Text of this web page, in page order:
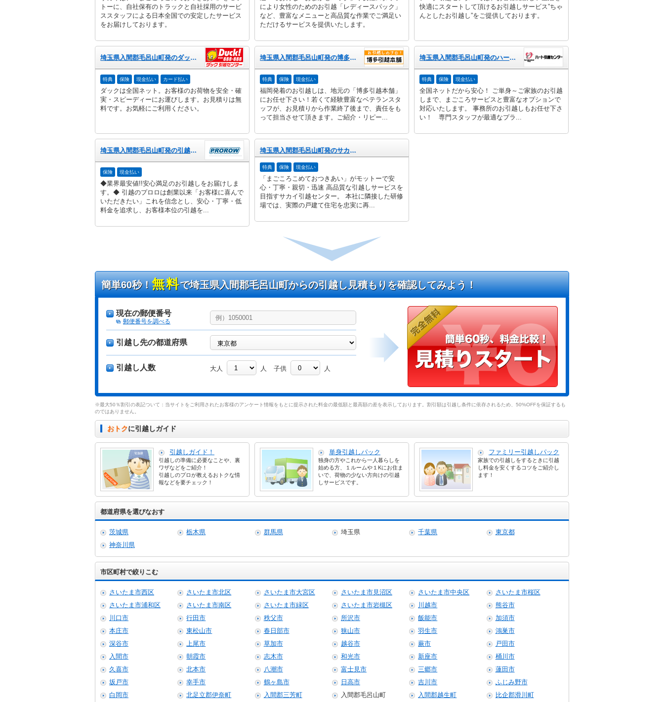
トーに、自社保有のトラックと自社採用のサービ
ススタッフによる日本全国での安定したサービス
をお届けしております。
により女性のためのお引越「レディースパック」
など、豊富なメニューと高品質な作業でご満足い
ただけるサービスを提供いたします。
快適にスタートして頂けるお引越しサービス”ちゃ
んとしたお引越し”をご提供しております。
埼玉県入間郡毛呂山町発のダック引越センター
特典 保険 現金払い カード払い
ダックは全国ネット。お客様のお荷物を安全・確
実・スピーディーにお運びします。お見積りは無
料です。お気軽にご利用ください。
埼玉県入間郡毛呂山町発の博多引越本舗
特典 保険 現金払い
福岡発着のお引越しは、地元の「博多引越本舗」
にお任せ下さい！若くて経験豊富なベテランスタ
ッフが、お見積りから作業終了後まで、責任をも
って担当させて頂きます。ご紹介・リピー...
埼玉県入間郡毛呂山町発のハート引越センター
特典 保険 現金払い
全国ネットだから安心！ ご単身～ご家族のお引越
しまで、まごころサービスと豊富なオプションで
対応いたします。 事務所のお引越しもお任せ下さ
い！ 専門スタッフが最適なプラ...
埼玉県入間郡毛呂山町発の引越のプロロ
保険 現金払い
◆業界最安値!!安心満足のお引越しをお届けしま
す。◆ 引越のプロロは創業以来「お客様に喜んで
いただきたい」これを信念とし、安心・丁寧・低
料金を追求し、お客様本位の引越を...
埼玉県入間郡毛呂山町発のサカイ引越センター
特典 保険 現金払い
「まごころこめておつきあい」がモットーで安
心・丁寧・親切・迅速 高品質な引越しサービスを
目指すサカイ引越センター。 本社に隣接した研修
場では、実際の戸建て住宅を忠実に再...
簡単60秒！無料で埼玉県入間郡毛呂山町からの引越し見積もりを確認してみよう！
現在の郵便番号
郵便番号を調べる
引越し先の都道府県
引越し人数 大人 人 子供 人
※最大50％割引の表記ついて：当サイトをご利用されたお客様のアンケート情報をもとに提示された料金の最低額と最高額の差を表示しております。割引額は引越し条件に依存されるため、50%OFFを保証するも
のではありません。
おトクに引越しガイド
引越しガイド！
引越しの準備に必要なことや、裏
ワザなどをご紹介！
引越しのプロが教えるおトクな情
報などを要チェック！
単身引越しパック
独身の方やこれから一人暮らしを
始める方、１ルームや１Kにお住ま
いで、荷物の少ない方向けの引越
しサービスです。
ファミリー引越しパック
家族での引越しをするときに引越
し料金を安くするコツをご紹介し
ます！
都道府県を選びなおす
茨城県 栃木県 群馬県 埼玉県 千葉県
東京都
神奈川県
市区町村で絞りこむ
さいたま市西区 さいたま市北区 さいたま市大宮区 さいたま市見沼区 さいたま市中央区
さいたま市桜区
さいたま市浦和区
さいたま市南区 さいたま市緑区 さいたま市岩槻区 川越市
熊谷市
川口市
行田市 秩父市 所沢市 飯能市
加須市
本庄市
東松山市 春日部市 狭山市 羽生市
鴻巣市
深谷市
上尾市 草加市 越谷市 蕨市
戸田市
入間市
朝霞市 志木市 和光市 新座市
桶川市
久喜市
北本市 八潮市 富士見市 三郷市
蓮田市
坂戸市
幸手市 鶴ヶ島市 日高市 吉川市
ふじみ野市
白岡市
北足立郡伊奈町 入間郡三芳町 入間郡毛呂山町 入間郡越生町 比企郡滑川町